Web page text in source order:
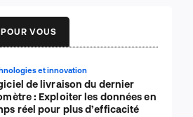
VOUS
et innovation
de livraison du dernier
: Exploiter les données en
réel pour plus d’efficacité